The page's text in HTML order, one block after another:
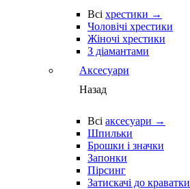
Всі хрестики →
Чоловічі хрестики
Жіночі хрестики
З діамантами
Аксесуари
Назад
Всі аксесуари →
Шпильки
Брошки і значки
Запонки
Пірсинг
Затискачі до краватки